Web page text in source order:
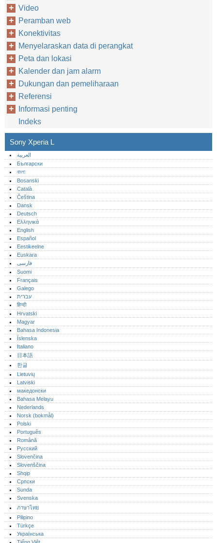
Video
Peramban web
Konektivitas
Menyelaraskan data di perangkat
Peta dan lokasi
Kalender dan jam alarm
Dukungan dan pemeliharaan
Referensi
Informasi penting
Indeks
Sony Xperia L
العربية
Български
বাংলা
Bosanski
Català
Čeština
Dansk
Deutsch
Ελληνικά
English
Español
Eestikeelne
Euskara
فارسی
Suomi
Français
Galego
עברית
हिन्दी
Hrvatski
Magyar
Bahasa Indonesia
Íslenska
Italiano
日本語
한글
Lietuvių
Latviski
македонски
Bahasa Melayu
Nederlands
Norsk (bokmål)‎
Polski
Português‎
Română
Русский
Slovenčina
Slovenščina
Shqip
Српски
Sunda
Svenska
ภาษาไทย
Pilipino
Türkçe
Українська